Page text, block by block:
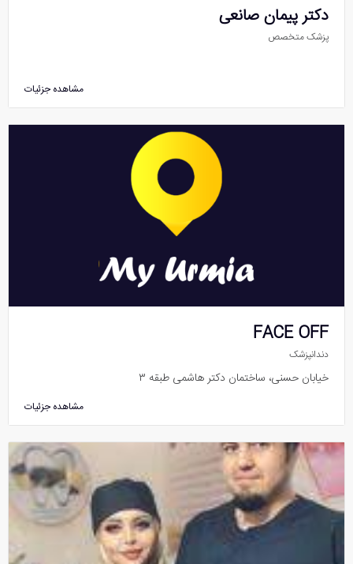
دکتر پیمان صانعی
پزشک متخصص
مشاهده جزئیات
FACE OFF
دندانپزشک
خیابان حسنی، ساختمان دکتر هاشمی طبقه ۳
مشاهده جزئیات